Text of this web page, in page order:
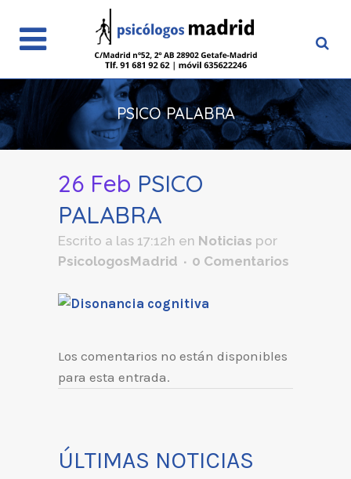
PSICO PALABRA
26 Feb PSICO
PALABRA
Escrito a las 17:12h en Noticias por
PsicologosMadrid
0 Comentarios
Los comentarios no están disponibles
para esta entrada.
ÚLTIMAS NOTICIAS